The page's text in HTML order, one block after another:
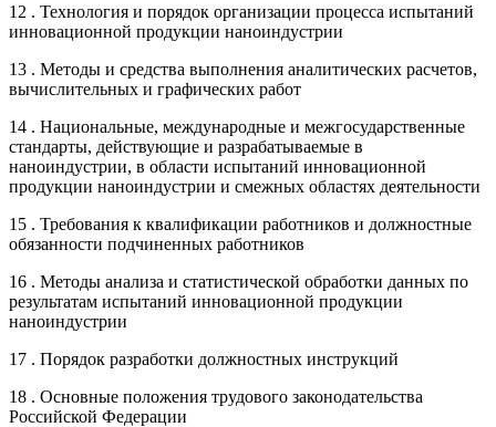
12 . Технология и порядок организации процесса испытаний
инновационной продукции наноиндустрии
13 . Методы и средства выполнения аналитических расчетов,
вычислительных и графических работ
14 . Национальные, международные и межгосударственные
стандарты, действующие и разрабатываемые в
наноиндустрии, в области испытаний инновационной
продукции наноиндустрии и смежных областях деятельности
15 . Требования к квалификации работников и должностные
обязанности подчиненных работников
16 . Методы анализа и статистической обработки данных по
результатам испытаний инновационной продукции
наноиндустрии
17 . Порядок разработки должностных инструкций
18 . Основные положения трудового законодательства
Российской Федерации